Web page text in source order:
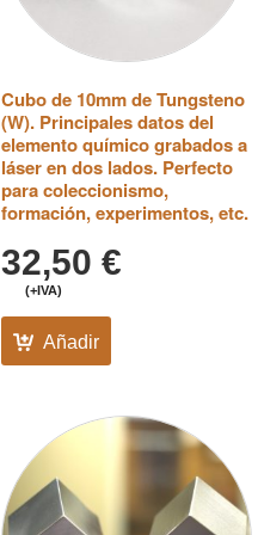
Cubo de 10mm de Tungsteno
(W). Principales datos del
elemento químico grabados a
láser en dos lados. Perfecto
para coleccionismo,
formación, experimentos, etc.
32,50 €
(+IVA)
Añadir